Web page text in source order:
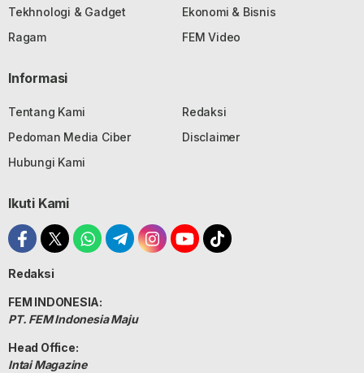
Tekhnologi & Gadget
Ekonomi & Bisnis
Ragam
FEM Video
Informasi
Tentang Kami
Redaksi
Pedoman Media Ciber
Disclaimer
Hubungi Kami
Ikuti Kami
Redaksi
FEM INDONESIA:
PT. FEM Indonesia Maju
Head Office:
Intai Magazine